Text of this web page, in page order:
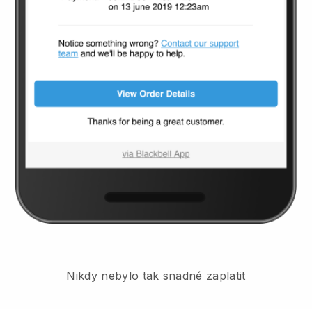
Nikdy nebylo tak snadné zaplatit